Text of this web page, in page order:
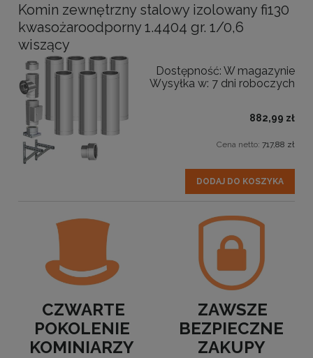
Komin zewnętrzny stalowy izolowany fi130
kwasożaroodporny 1.4404 gr. 1/0,6
wiszący
Dostępność: W magazynie
Wysyłka w: 7 dni roboczych
882,99 zł
Cena netto: 717,88 zł
DODAJ DO KOSZYKA
CZWARTE
POKOLENIE
KOMINIARZY
ZAWSZE
BEZPIECZNE
ZAKUPY